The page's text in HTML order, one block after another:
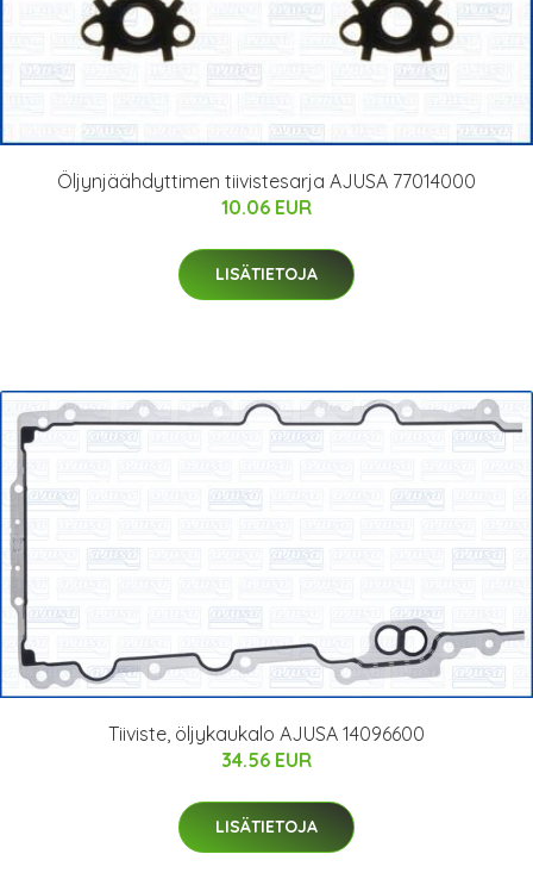
Öljynjäähdyttimen tiivistesarja AJUSA 77014000
10.06 EUR
LISÄTIETOJA
Tiiviste, öljykaukalo AJUSA 14096600
34.56 EUR
LISÄTIETOJA